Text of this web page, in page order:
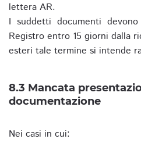
lettera AR.
I suddetti documenti
Registro entro 15 giorni dalla
esteri tale termine si intende
8.3 Mancata
documentazione
Nei casi in cui: